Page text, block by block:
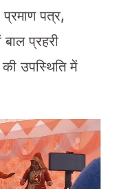
पत्र,
बाल प्रहरी
उपस्थिति में